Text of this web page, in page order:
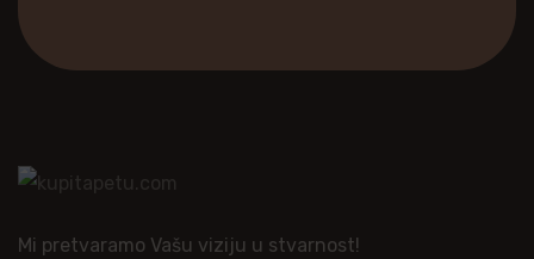
Mi pretvaramo Vašu viziju u stvarnost!